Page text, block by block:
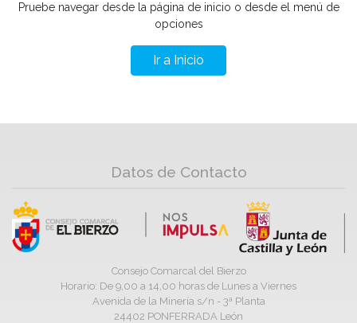
Pruebe navegar desde la página de inicio o desde el menú de
opciones
Ir a Inicio
Datos de Contacto
Consejo Comarcal del Bierzo
Horario: De 9,00 a 14,00 horas de Lunes a Viernes
Avenida de la Minería s/n - 3ª Planta
24402 PONFERRADA León